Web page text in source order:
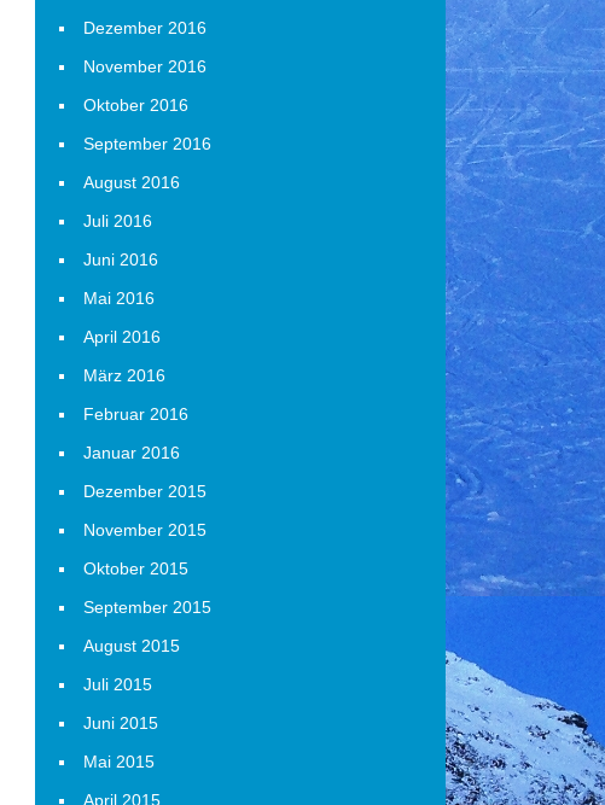
Dezember 2016
November 2016
Oktober 2016
September 2016
August 2016
Juli 2016
Juni 2016
Mai 2016
April 2016
März 2016
Februar 2016
Januar 2016
Dezember 2015
November 2015
Oktober 2015
September 2015
August 2015
Juli 2015
Juni 2015
Mai 2015
April 2015